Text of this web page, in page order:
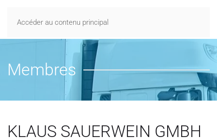
Accéder au contenu principal
Membres
KLAUS SAUERWEIN GMBH